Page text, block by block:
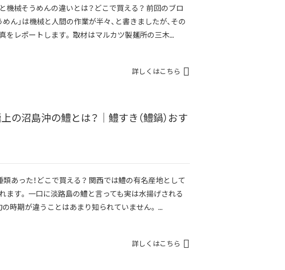
機械そうめんの違いとは？どこで買える？ 前回のブロ
めん」は機械と人間の作業が半々、と書きましたが、その
をレポートします。 取材はマルカツ製麺所の三木...
詳しくはこちら
の沼島沖の鱧とは？｜鱧すき（鱧鍋）おす
あった！どこで買える？ 関西では鱧の有名産地として
ます。 一口に淡路島の鱧と言っても実は水揚げされる
の時期が違うことはあまり知られていません。 ...
詳しくはこちら